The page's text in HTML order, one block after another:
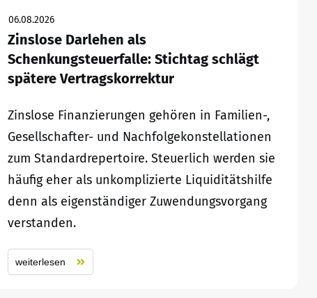
06.08.2026
Zinslose Darlehen als
Schenkungsteuerfalle: Stichtag schlägt
spätere Vertragskorrektur
Zinslose Finanzierungen gehören in Familien-,
Gesellschafter- und Nachfolgekonstellationen
zum Standardrepertoire. Steuerlich werden sie
häufig eher als unkomplizierte Liquiditätshilfe
denn als eigenständiger Zuwendungsvorgang
verstanden.
weiterlesen